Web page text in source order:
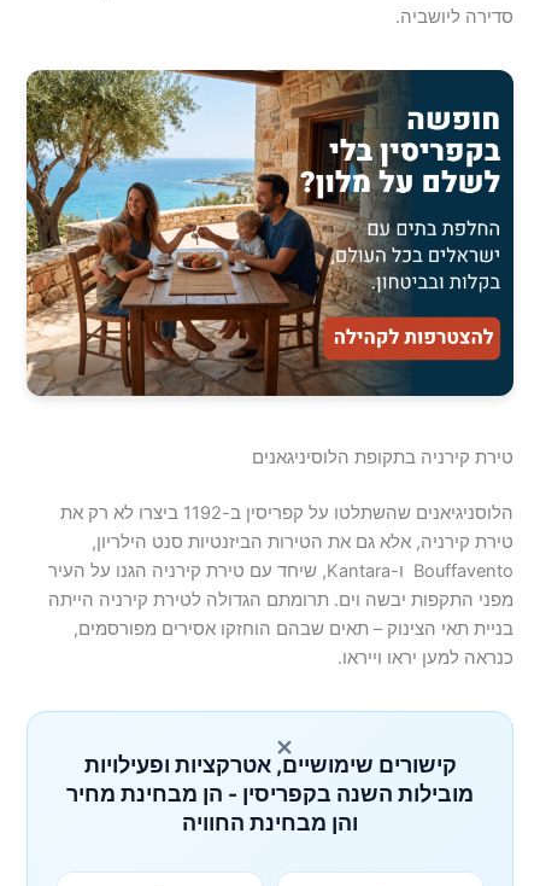
סדירה ליושביה.
טירת קירניה בתקופת הלוסיניגאנים
הלוסניגיאנים שהשתלטו על קפריסין ב-1192 ביצרו לא רק את
טירת קירניה, אלא גם את הטירות הביזנטיות סנט הילריון,
Bouffavento ו-Kantara, שיחד עם טירת קירניה הגנו על העיר
מפני התקפות יבשה וים. תרומתם הגדולה לטירת קירניה הייתה
בניית תאי הצינוק – תאים שבהם הוחזקו אסירים מפורסמים,
כנראה למען יראו וייראו.
×
קישורים שימושיים, אטרקציות ופעילויות
מובילות השנה בקפריסין - הן מבחינת מחיר
והן מבחינת החוויה